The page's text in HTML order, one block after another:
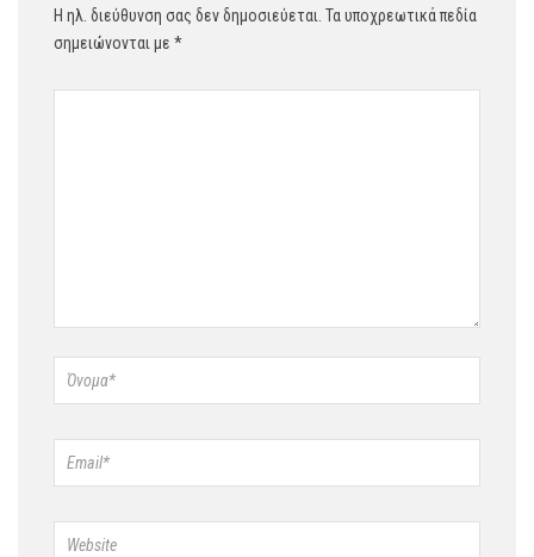
Η ηλ. διεύθυνση σας δεν δημοσιεύεται. Τα υποχρεωτικά πεδία
σημειώνονται με *